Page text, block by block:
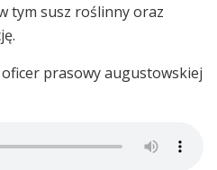
tym susz roślinny oraz
oficer prasowy augustowskiej